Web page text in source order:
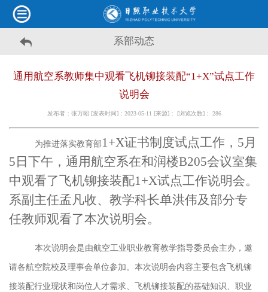
系部动态
通用航空系教师集中观看飞机铆接装配“1+X”试点工作
说明会
发布者：张万昭 [发表时间]：2023-05-11 [来源]： [浏览次数]： 286
为推进落实教育部 1+X证书制度试点工作， 5月
5日下午，通用航空系在和润楼B205会议室集
中观看了飞机铆接装配1+X试点工作说明会。
系副主任孟凡收、教学科长单洪伟及部分专
任教师观看了本次说明会。
本次说明会是由航空工业职业教育教学指导委员会主办，邀
请各航空院校及理事会单位参加。本次说明会内容主要包含飞机铆
接装配行业现状和岗位人才需求、飞机铆接装配的基础知识、职业